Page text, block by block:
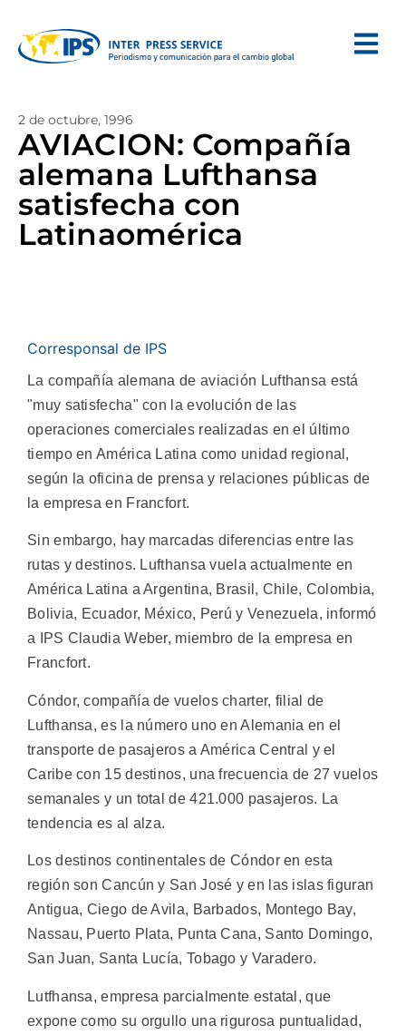
2 de octubre, 1996
AVIACION: Compañía
alemana Lufthansa
satisfecha con
Latinaomérica
Corresponsal de IPS
La compañía alemana de aviación Lufthansa está
"muy satisfecha" con la evolución de las
operaciones comerciales realizadas en el último
tiempo en América Latina como unidad regional,
según la oficina de prensa y relaciones públicas de
la empresa en Francfort.
Sin embargo, hay marcadas diferencias entre las
rutas y destinos. Lufthansa vuela actualmente en
América Latina a Argentina, Brasil, Chile, Colombia,
Bolivia, Ecuador, México, Perú y Venezuela, informó
a IPS Claudia Weber, miembro de la empresa en
Francfort.
Cóndor, compañía de vuelos charter, filial de
Lufthansa, es la número uno en Alemania en el
transporte de pasajeros a América Central y el
Caribe con 15 destinos, una frecuencia de 27 vuelos
semanales y un total de 421.000 pasajeros. La
tendencia es al alza.
Los destinos continentales de Cóndor en esta
región son Cancún y San José y en las islas figuran
Antigua, Ciego de Avila, Barbados, Montego Bay,
Nassau, Puerto Plata, Punta Cana, Santo Domingo,
San Juan, Santa Lucía, Tobago y Varadero.
Lutfhansa, empresa parcialmente estatal, que
expone como su orgullo una rigurosa puntualidad,